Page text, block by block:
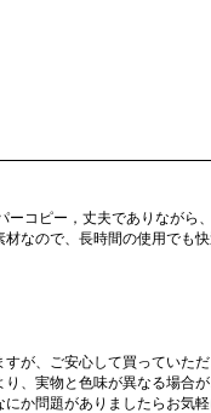
ーコピー，丈夫でありなが
なので、長時間の使用でも
が、ご安心して買っていた
、実物と色味が異なる場合
か問題がありましたらお気軽